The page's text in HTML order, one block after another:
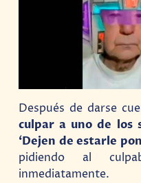
Después de darse
culpar a uno de los
‘Dejen de estarle
pidiendo al
inmediatamente.